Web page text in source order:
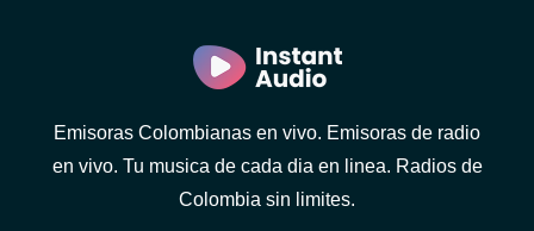
Emisoras Colombianas en vivo. Emisoras de radio
en vivo. Tu musica de cada dia en linea. Radios de
Colombia sin limites.